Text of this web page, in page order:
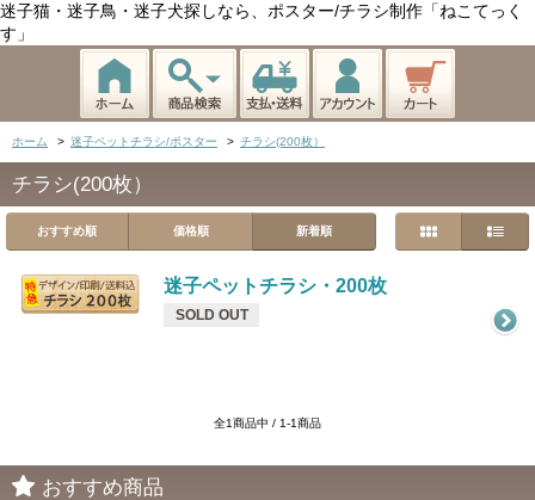
迷子猫・迷子鳥・迷子犬探しなら、ポスター/チラシ制作「ねこてっく
す」
ホーム > 迷子ペットチラシ/ポスター > チラシ(200枚）
チラシ(200枚）
おすすめ順 価格順 新着順
迷子ペットチラシ・200枚
SOLD OUT
全1商品中 / 1-1商品
おすすめ商品